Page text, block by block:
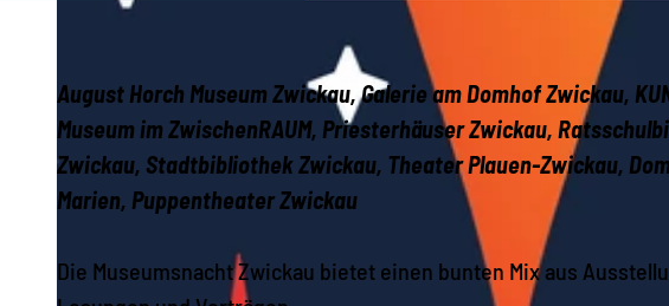
August Horch Museum Zwickau, Galerie am Domhof Zwickau,
Museum im ZwischenRAUM, Priesterhäuser Zwickau,
Zwickau, Stadtbibliothek Zwickau, Theater Plauen-Zwickau,
Marien, Puppentheater Zwickau
Die Museumsnacht Zwickau bietet einen bunten Mix aus